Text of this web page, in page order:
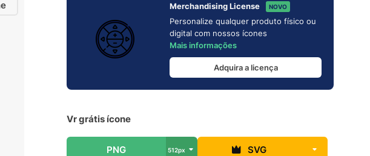
Merchandising License NOVO
Personalize qualquer produto físico ou
digital com nossos ícones
Mais informações
Adquira a licença
Vr grátis ícone
PNG 512px SVG